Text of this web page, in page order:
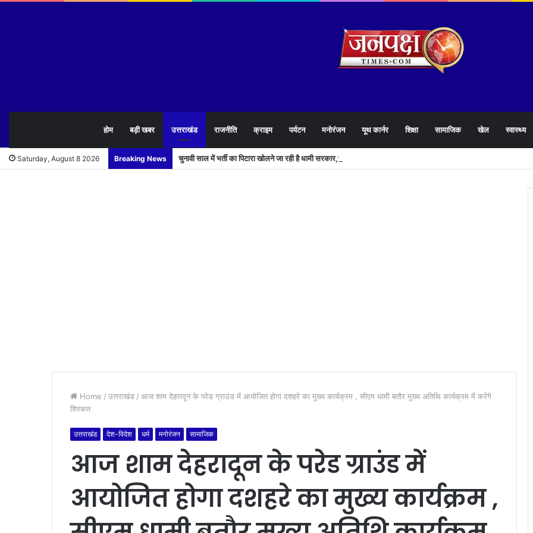
होम बड़ी खबर उत्तराखंड राजनीति क्राइम पर्यटन मनोरंजन यूथ कार्नर शिक्षा सामाजिक खेल स्वास्थ्य
Saturday, August 8 2026 Breaking News चुनावी साल में भर्ती का पिटारा खोलने जा रही है धामी सरकार,युवाओं को मिलेगी 34 हजार रिकॉर्ड भर्तियों की सौगात
Home / उत्तराखंड / आज शाम देहरादून के परेड ग्राउंड में आयोजित होगा दशहरे का मुख्य कार्यक्रम , सीएम धामी बतौर मुख्य अतिथि कार्यक्रम में करेंगे
शिरकत
उत्तराखंड देश-विदेश धर्म मनोरंजन सामाजिक
आज शाम देहरादून के परेड ग्राउंड में
आयोजित होगा दशहरे का मुख्य कार्यक्रम ,